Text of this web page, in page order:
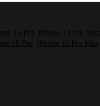
13 Pro iPhone 13 Pro Max
16 Pro iPhone 16 Pro Max